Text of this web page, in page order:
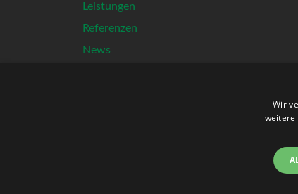
Leistungen
Referenzen
News
Copyright Dr. Marx GmbH 2026 -
Wir
weitere